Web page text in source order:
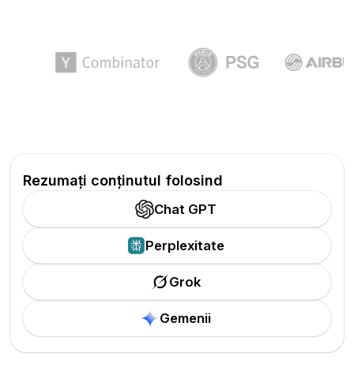
Rezumați conținutul folosind
Chat GPT
Perplexitate
Grok
Gemenii